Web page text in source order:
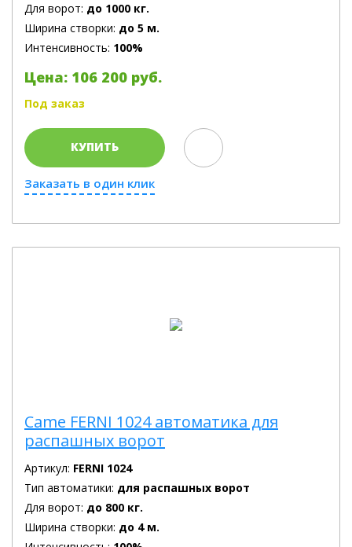
Для ворот: до 1000 кг.
Ширина створки: до 5 м.
Интенсивность: 100%
Цена: 106 200 руб.
Под заказ
КУПИТЬ
Заказать в один клик
Came FERNI 1024 автоматика для
распашных ворот
Артикул: FERNI 1024
Тип автоматики: для распашных ворот
Для ворот: до 800 кг.
Ширина створки: до 4 м.